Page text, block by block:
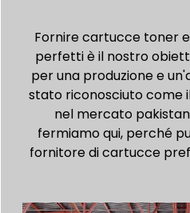
Fornire cartucce toner
perfetti è il nostro
per una produzione e
stato riconosciuto come
nel mercato
fermiamo qui, perché
fornitore di cartucce